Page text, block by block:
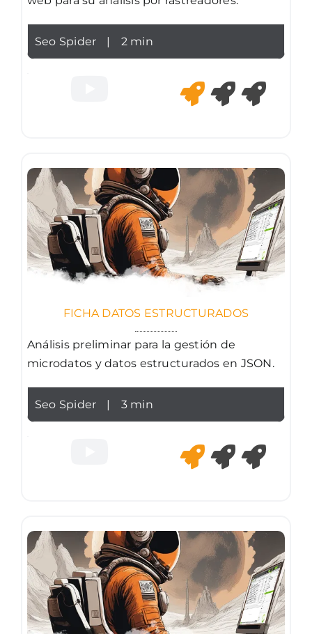
Seo Spider | 2 min
FICHA DATOS ESTRUCTURADOS
Análisis preliminar para la gestión de
microdatos y datos estructurados en JSON.
Seo Spider 3 min